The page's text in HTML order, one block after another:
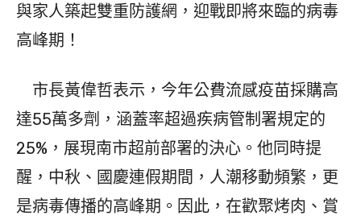
與家人築起雙重防護網，迎戰即將來臨的病毒
高峰期！
市長黃偉哲表示，今年公費流感疫苗採購高
達55萬多劑，涵蓋率超過疾病管制署規定的
25%，展現南市超前部署的決心。他同時提
醒，中秋、國慶連假期間，人潮移動頻繁，更
是病毒傳播的高峰期。因此，在歡聚烤肉、賞